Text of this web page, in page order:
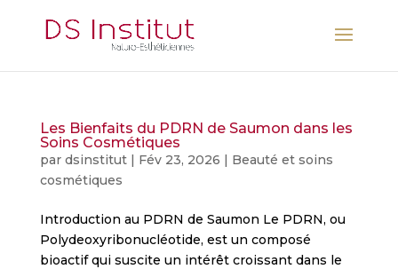
Les Bienfaits du PDRN de Saumon dans les
Soins Cosmétiques
par dsinstitut| Fév 23, 2026 | Beauté et soins
cosmétiques
Introduction au PDRN de Saumon Le PDRN, ou
Polydeoxyribonucléotide, est un composé
bioactif qui suscite un intérêt croissant dans le